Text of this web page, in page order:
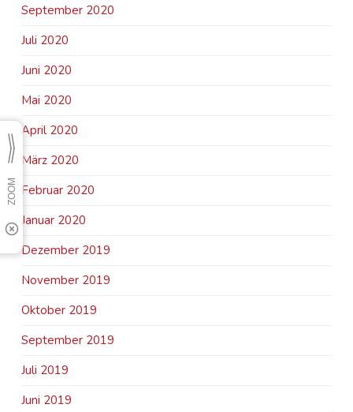
September 2020
Juli 2020
Juni 2020
Mai 2020
April 2020
März 2020
Februar 2020
Januar 2020
Dezember 2019
November 2019
Oktober 2019
September 2019
Juli 2019
Juni 2019